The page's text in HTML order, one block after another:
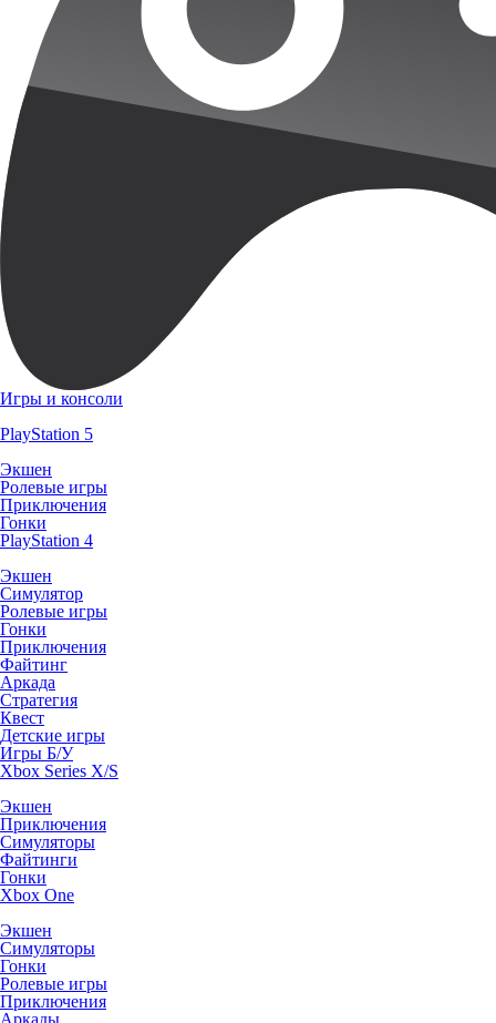
Игры и консоли
PlayStation 5
Экшен
Ролевые игры
Приключения
Гонки
PlayStation 4
Экшен
Симулятор
Ролевые игры
Гонки
Приключения
Файтинг
Аркада
Стратегия
Квест
Детские игры
Игры Б/У
Xbox Series X/S
Экшен
Приключения
Симуляторы
Файтинги
Гонки
Xbox One
Экшен
Симуляторы
Гонки
Ролевые игры
Приключения
Аркады